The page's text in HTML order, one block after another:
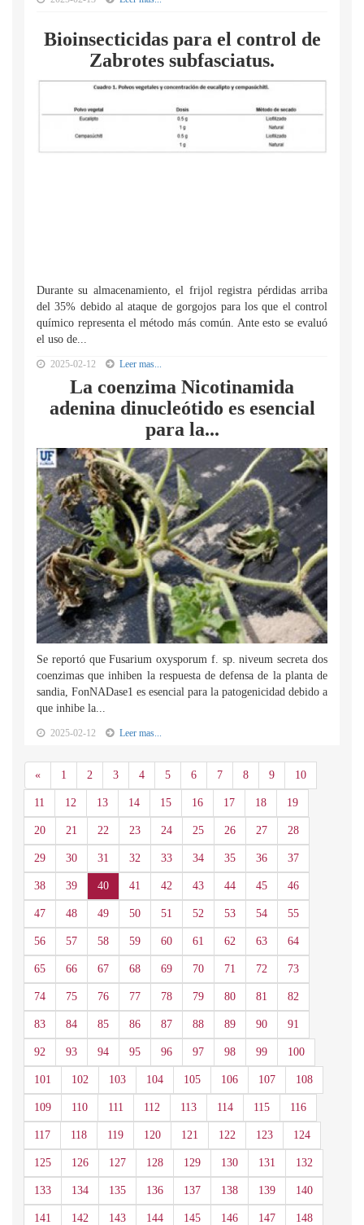
Bioinsecticidas para el control de
Zabrotes subfasciatus.
Durante su almacenamiento, el frijol registra pérdidas arriba
del 35% debido al ataque de gorgojos para los que el control
químico representa el método más común. Ante esto se evaluó
el uso de...
2025-02-12 Leer mas...
La coenzima Nicotinamida
adenina dinucleótido es esencial
para la...
Se reportó que Fusarium oxysporum f. sp. niveum secreta dos
coenzimas que inhiben la respuesta de defensa de la planta de
sandia, FonNADase1 es esencial para la patogenicidad debido a
que inhibe la...
2025-02-12 Leer mas...
«Anterior
1 2 3 4 5 6 7 8 9 10
11 12 13 14 15 16 17 18 19
20 21 22 23 24 25 26 27 28
29 30 31 32 33 34 35 36 37
38 39 40 41 42 43 44 45 46
47 48 49 50 51 52 53 54 55
56 57 58 59 60 61 62 63 64
65 66 67 68 69 70 71 72 73
74 75 76 77 78 79 80 81 82
83 84 85 86 87 88 89 90 91
92 93 94 95 96 97 98 99 100
101 102 103 104 105 106 107 108
109 110 111 112 113 114 115 116
117 118 119 120 121 122 123 124
125 126 127 128 129 130 131 132
133 134 135 136 137 138 139 140
141 142 143 144 145 146 147 148